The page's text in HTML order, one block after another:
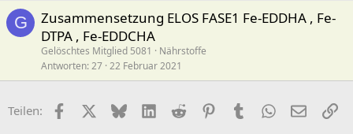
G
Zusammensetzung ELOS FASE1 Fe-EDDHA , Fe-
DTPA , Fe-EDDCHA
Gelöschtes Mitglied 5081
Nährstoffe
Antworten 27 22 Februar 2021
Teilen: FacebookX (Twitter)
BlueskyLinkedIn
Reddit PinterestTumblr WhatsApp
E-Mail